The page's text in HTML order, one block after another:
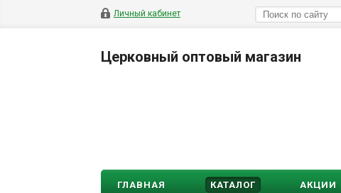
Личный кабинет
Церковный оптовый магазин
ГЛАВНАЯ КАТАЛОГ АКЦИИ